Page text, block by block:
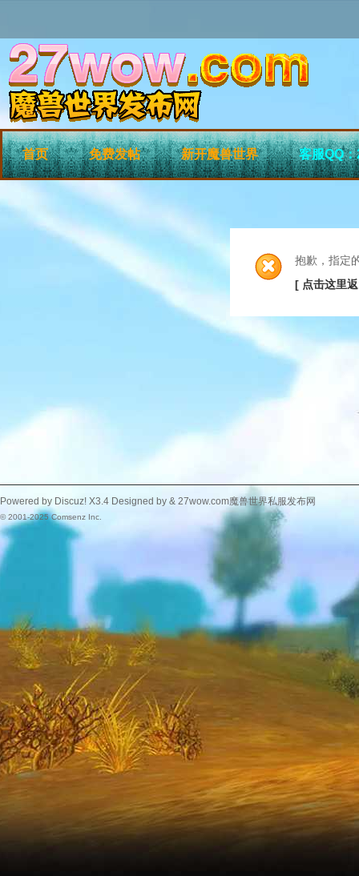
首页 免费发帖 新开魔兽世界 客服QQ
抱歉，指定
[ 点击这里
Powered by Discuz! X3.4 Designed by & 27wow.com魔兽世界私服发布网
© 2001-2025Comsenz Inc.